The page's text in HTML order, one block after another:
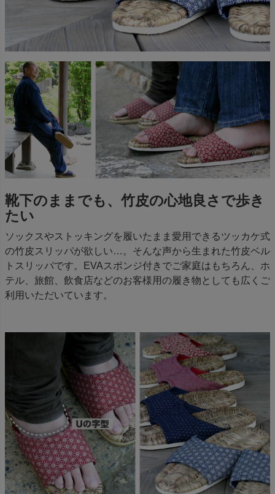
靴下のままでも、竹皮の心地良さで歩き
たい
ソックスやストッキングを履いたまま愛用できるツッカケ式
の竹皮スリッパが欲しい…。そんな声から生まれた竹皮ベル
トスリッパです。EVAスポンジ付きでご家庭はもちろん、ホ
テル、旅館、飲食店などのお客様用の履き物としても広くご
利用いただいています。